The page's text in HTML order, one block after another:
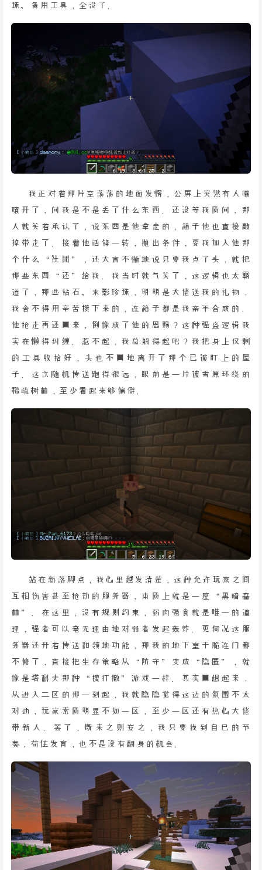
珠、备用工具，全没了。
我正对着那片空荡荡的地面发愣，公屏上突然有人嚷
嚷开了，问我是不是丢了什么东西。还没等我质问，那
人就笑着承认了，说东西是他拿走的，箱子他也直接敲
掉带走了。接着他话锋一转，抛出条件，要我加入他那
个什么“社团”，还大言不惭地说只要我点了头，就把
那些东西“还”给我。我当时就气笑了，这逻辑也太霸
道了，那些钻石、末影珍珠，明明是大佬送我的礼物，
我舍不得用辛苦攒下来的，连箱子都是我亲手合成的。
他抢走再还回来，倒像成了他的恩赐？这种强盗逻辑我
实在懒得纠缠。惹不起，我总躲得起吧？我把身上仅剩
的工具收拾好，头也不回地离开了那个已被盯上的屋
子。这次随机传送跑得很远，眼前是一片被雪原环绕的
稀疏树林，至少看起来够偏僻。
站在新落脚点，我心里越发清楚，这种允许玩家之间
互相伤害甚至抢劫的服务器，本质上就是一座“黑暗森
林”。在这里，没有规则约束，弱肉强食就是唯一的道
理，强者可以毫无理由地对弱者发起轰炸。更何况这服
务器还开着传送和领地功能，那我的地下室干脆连门都
不修了，直接把生存策略从“防守”变成“隐匿”，就
像是塔科夫那种“搜打撤”游戏一样。其实回想起来，
从进入二区的那一刻起，我就隐隐觉得这边的氛围不太
对劲，玩家素质明显不如一区，至少一区还有热心大佬
带新人。罢了，既来之则安之，我只要找到自己的节
奏，苟住发育，也不是没有翻身的机会。